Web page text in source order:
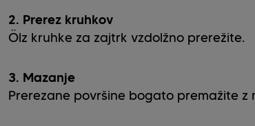
2. Prerez kruhkov
Ölz kruhke za zajtrk vzdolžno prerežite.
3. Mazanje
Prerezane površine bogato premažite